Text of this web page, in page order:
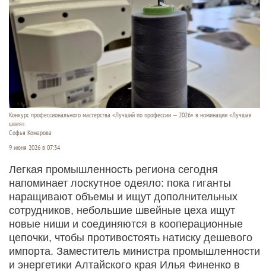
Конкурс профессионального мастерства «Лучший по профессии — 2026» в номинации «Лучшая
швея».
Софья Комарова
9 июня 2026 в 07:34
Легкая промышленность региона сегодня
напоминает лоскутное одеяло: пока гиганты
наращивают объемы и ищут дополнительных
сотрудников, небольшие швейные цеха ищут
новые ниши и соединяются в кооперационные
цепочки, чтобы противостоять натиску дешевого
импорта. Заместитель министра промышленности
и энергетики Алтайского края Илья Финенко в